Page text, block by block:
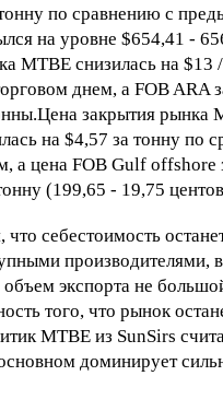
по сравнению с
на уровне $654,41 -
MTBE снизилась на $13
днем, а FOB ARA
закрытия рынка
на $4,57 за тонну по
а цена FOB Gulf offshore
(199,65 - 19,75
себестоимость
производителями,
экспорта не
того, что рынок
MTBE из SunSirs
доминирует